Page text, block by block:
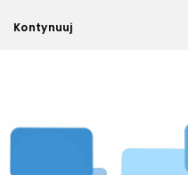
Kontynuuj